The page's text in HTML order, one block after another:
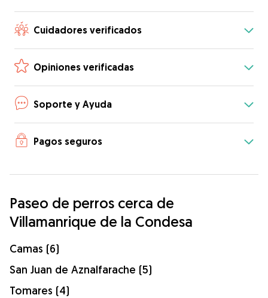
Cuidadores verificados
Opiniones verificadas
Soporte y Ayuda
Pagos seguros
Paseo de perros cerca de
Villamanrique de la Condesa
Camas (6)
San Juan de Aznalfarache (5)
Tomares (4)